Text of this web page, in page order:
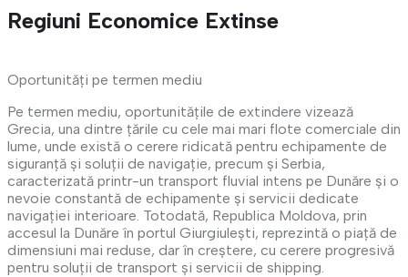
Regiuni Economice Extinse
Oportunități pe termen mediu
Pe termen mediu, oportunitățile de extindere vizează
Grecia, una dintre țările cu cele mai mari flote comerciale din
lume, unde există o cerere ridicată pentru echipamente de
siguranță și soluții de navigație, precum și Serbia,
caracterizată printr-un transport fluvial intens pe Dunăre și o
nevoie constantă de echipamente și servicii dedicate
navigației interioare. Totodată, Republica Moldova, prin
accesul la Dunăre în portul Giurgiulești, reprezintă o piață de
dimensiuni mai reduse, dar în creștere, cu cerere progresivă
pentru soluții de transport și servicii de shipping.